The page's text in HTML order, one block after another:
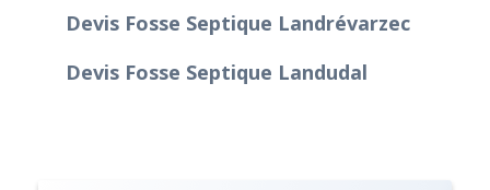
Devis Fosse Septique Landrévarzec
Devis Fosse Septique Landudal